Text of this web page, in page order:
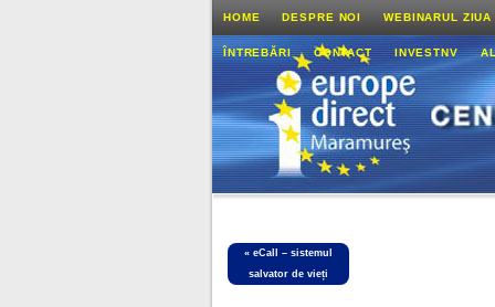
HOME DESPRE NOI WEBINARUL
ÎNTREBĂRI CONTACT INVESTNV
«eCall – sistemul
salvator de vieți